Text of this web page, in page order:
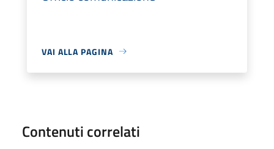
VAI ALLA PAGINA
Contenuti correlati